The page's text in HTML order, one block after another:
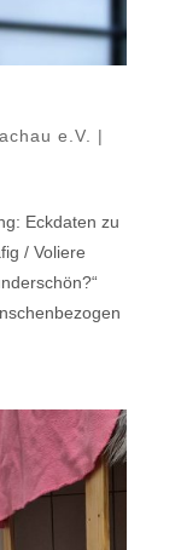
e.V.
|
Eckdaten zu
/ Voliere